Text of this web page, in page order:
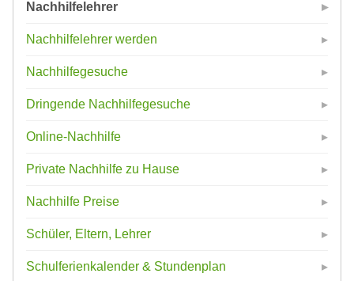
Nachhilfelehrer
Nachhilfelehrer werden
Nachhilfegesuche
Dringende Nachhilfegesuche
Online-Nachhilfe
Private Nachhilfe zu Hause
Nachhilfe Preise
Schüler, Eltern, Lehrer
Schulferienkalender & Stundenplan